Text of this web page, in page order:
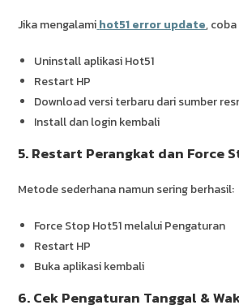
Jika mengalamihot51 error update,
Uninstall aplikasi Hot51
Restart HP
Download versi terbaru dari sumber
Install dan login kembali
5. Restart Perangkat dan Force
Metode sederhana namun sering berhasil:
Force Stop Hot51 melalui Pengaturan
Restart HP
Buka aplikasi kembali
6. Cek Pengaturan Tanggal &